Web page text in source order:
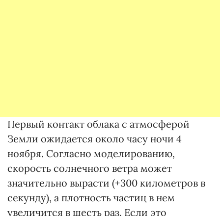
Первый контакт облака с атмосферой
Земли ожидается около часу ночи 4
ноября. Согласно моделированию,
скорость солнечного ветра может
значительно вырасти (+300 километров в
секунду), а плотность частиц в нем
увеличится в шесть раз. Если это